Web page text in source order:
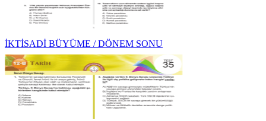
İKTİSADİ BÜYÜME / DÖNEM SONU